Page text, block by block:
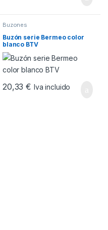
Buzones
Buzón serie Bermeo color
blanco BTV
20,33€ Iva incluido